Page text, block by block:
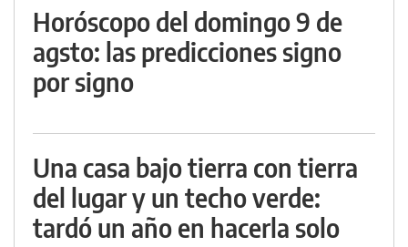
Horóscopo del domingo 9 de
agsto: las predicciones signo
por signo
Una casa bajo tierra con tierra
del lugar y un techo verde:
tardó un año en hacerla solo